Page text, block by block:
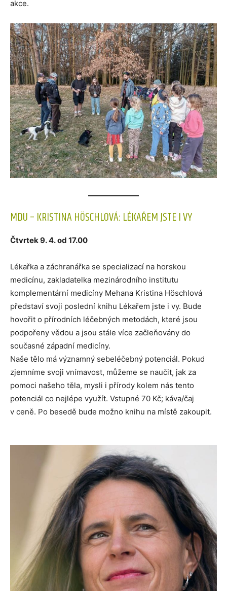
akce.
MDU – KRISTINA HÖSCHLOVÁ: LÉKAŘEM JSTE I VY
Čtvrtek 9. 4. od 17.00
Lékařka a záchranářka se specializací na horskou
medicínu, zakladatelka mezinárodního institutu
komplementární medicíny Mehana Kristina Höschlová
představí svoji poslední knihu Lékařem jste i vy. Bude
hovořit o přírodních léčebných metodách, které jsou
podpořeny vědou a jsou stále více začleňovány do
současné západní medicíny.
Naše tělo má významný sebeléčebný potenciál. Pokud
zjemníme svoji vnímavost, můžeme se naučit, jak za
pomoci našeho těla, mysli i přírody kolem nás tento
potenciál co nejlépe využít. Vstupné 70 Kč; káva/čaj
v ceně. Po besedě bude možno knihu na místě zakoupit.